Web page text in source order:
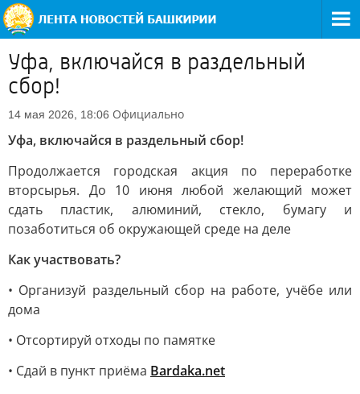
Уфа, включайся в раздельный
сбор!
14 мая 2026, 18:06 Официально
Уфа, включайся в раздельный сбор!
Продолжается городская акция по переработке
вторсырья. До 10 июня любой желающий может
сдать пластик, алюминий, стекло, бумагу и
позаботиться об окружающей среде на деле
Как участвовать?
• Организуй раздельный сбор на работе, учёбе или
дома
• Отсортируй отходы по памятке
• Сдай в пункт приёма Bardaka.net